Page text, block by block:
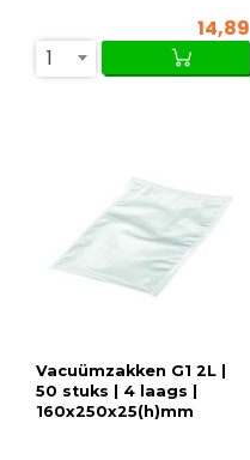
14,89
1
Vacuümzakken G1 2L |
50 stuks | 4 laags |
160x250x25(h)mm